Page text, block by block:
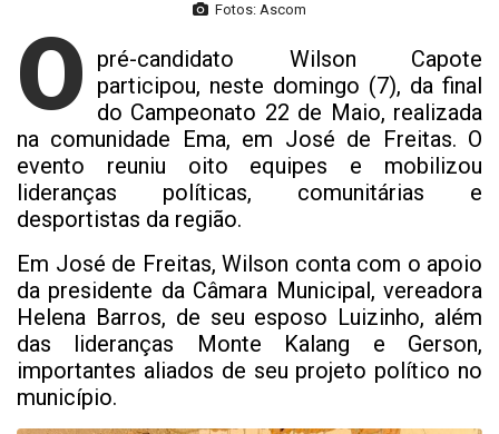
Fotos: Ascom
O pré-candidato Wilson Capote
participou, neste domingo (7), da final
do Campeonato 22 de Maio, realizada
na comunidade Ema, em José de Freitas. O
evento reuniu oito equipes e mobilizou
lideranças políticas, comunitárias e
desportistas da região.
Em José de Freitas, Wilson conta com o apoio
da presidente da Câmara Municipal, vereadora
Helena Barros, de seu esposo Luizinho, além
das lideranças Monte Kalang e Gerson,
importantes aliados de seu projeto político no
município.